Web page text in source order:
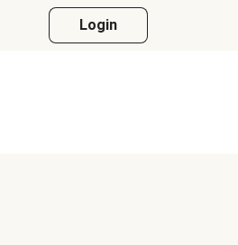
Login